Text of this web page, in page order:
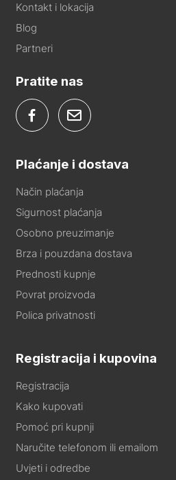
Kontakt i lokacija
Blog
Partneri
Pratite nas
Plaćanje i dostava
Način plaćanja
Sigurnost plaćanja
Osobno preuzimanje
Brza i pouzdana dostava
Prednosti kupnje
Povrat proizvoda
Polica privatnosti
Registracija i kupovina
Registracija
Kako kupovati
Pomoć pri kupnji
Naručite telefonom ili emailom
Uvjeti i odredbe